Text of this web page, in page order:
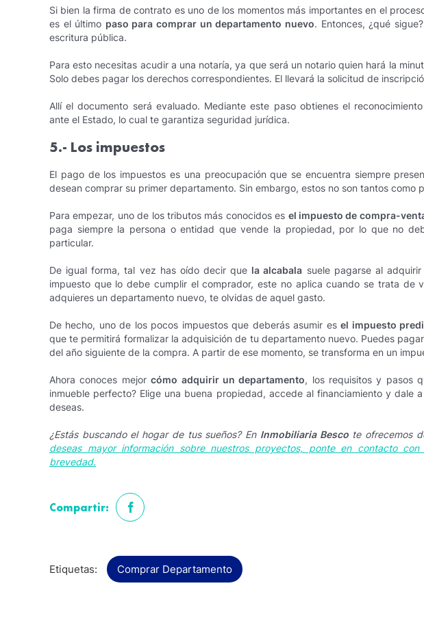
Si bien la firma de contrato es uno de los momentos más importantes en el
es el último paso para comprar un departamento nuevo. Entonces, ¿qué
escritura pública.
Para esto necesitas acudir a una notaría, ya que será un notario quien hará la
Solo debes pagar los derechos correspondientes. El llevará la solicitud de
Allí el documento será evaluado. Mediante este paso obtienes el
ante el Estado, lo cual te garantiza seguridad jurídica.
5.- Los impuestos
El pago de los impuestos es una preocupación que se encuentra siempre
desean comprar su primer departamento. Sin embargo, estos no son tantos como
Para empezar, uno de los tributos más conocidos es el impuesto de compra-
paga siempre la persona o entidad que vende la propiedad, por lo que no
particular.
De igual forma, tal vez has oído decir que la alcabala suele pagarse al
impuesto que lo debe cumplir el comprador, este no aplica cuando se trata de
adquieres un departamento nuevo, te olvidas de aquel gasto.
De hecho, uno de los pocos impuestos que deberás asumir esel impuesto
que te permitirá formalizar la adquisición de tu departamento nuevo. Puedes
del año siguiente de la compra. A partir de ese momento, se transforma en un
Ahora conoces mejorcómo adquirir un departamento, los requisitos y pasos
inmueble perfecto? Elige una buena propiedad, accede al financiamiento y dale
deseas.
¿Estás buscando el hogar de tus sueños? En Inmobiliaria Bescote ofrecemos
deseas mayor información sobre nuestros proyectos, ponte en contacto
brevedad.
Compartir:
Etiquetas: Comprar Departamento